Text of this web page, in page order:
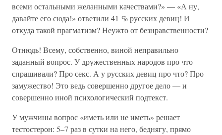
всеми остальными желанными качествами?» — «А ну,
давайте его сюда!» ответили 41 % русских девиц! И
откуда такой прагматизм? Неужто от безнравственности?
Отнюдь! Всему, собственно, виной неправильно
заданный вопрос. У дружественных народов про что
спрашивали? Про секс. А у русских девиц про что? Про
замужество! Это ведь совершенно другое дело — и
совершенно иной психологический подтекст.
У мужчины вопрос «иметь или не иметь» решает
тестостерон: 5–7 раз в сутки на него, беднягу, прямо